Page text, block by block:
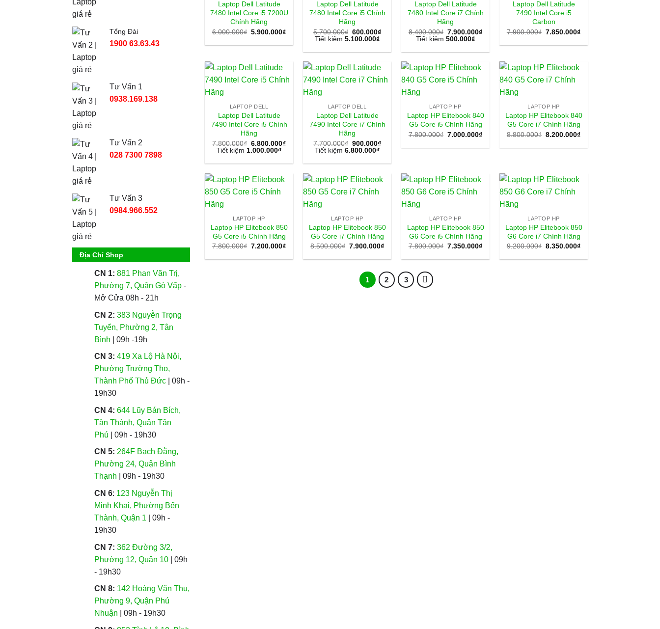
Tổng Đài
1900 63.63.43
Tư Vấn 1
0938.169.138
Tư Vấn 2
028 7300 7898
Tư Vấn 3
0984.966.552
Địa Chỉ Shop
CN 1: 881 Phan Văn Trị,
Phường 7, Quận Gò Vấp -
Mở Cửa 08h - 21h
CN 2: 383 Nguyễn Trọng
Tuyển, Phường 2, Tân
Bình | 09h -19h
CN 3: 419 Xa Lộ Hà Nội,
Phường Trường Thọ,
Thành Phố Thủ Đức | 09h -
19h30
CN 4: 644 Lũy Bán Bích,
Tân Thành, Quận Tân
Phú | 09h - 19h30
CN 5: 264F Bạch Đằng,
Phường 24, Quận Bình
Thạnh | 09h - 19h30
CN 6: 123 Nguyễn Thị
Minh Khai, Phường Bến
Thành, Quận 1 | 09h -
19h30
CN 7: 362 Đường 3/2,
Phường 12, Quận 10 | 09h
- 19h30
CN 8: 142 Hoàng Văn Thụ,
Phường 9, Quận Phú
Nhuận | 09h - 19h30
Laptop Dell Latitude
7480 Intel Core i5 7200U
Chính Hãng
6.000.000₫ Giá
là:
5.900.000₫Giá
tại
Laptop Dell Latitude
7480 Intel Core i5 Chính
Hãng
5.700.000₫ 600.000₫
Tiết kiệm 5.100.000₫
Laptop Dell Latitude
7480 Intel Core i7 Chính
Hãng
8.400.000₫ 7.900.000₫
Tiết kiệm 500.000₫
Laptop Dell Latitude
7490 Intel Core i5
Carbon
7.900.000₫ Giá
là:
7.850.000₫Giá
tại
LAPTOP DELL
Laptop Dell Latitude
7490 Intel Core i5 Chính
Hãng
7.800.000₫ 6.800.000₫
Tiết kiệm 1.000.000₫
LAPTOP DELL
Laptop Dell Latitude
7490 Intel Core i7 Chính
Hãng
7.700.000₫ 900.000₫
Tiết kiệm 6.800.000₫
LAPTOP HP
Laptop HP Elitebook 840
G5 Core i5 Chính Hãng
7.800.000₫ Giá
là:
7.000.000₫Giá
tại
LAPTOP HP
Laptop HP Elitebook 840
G5 Core i7 Chính Hãng
8.800.000₫ Giá
là:
8.200.000₫Giá
tại
LAPTOP HP
Laptop HP Elitebook 850
G5 Core i5 Chính Hãng
7.800.000₫ Giá
là:
7.200.000₫Giá
tại
LAPTOP HP
Laptop HP Elitebook 850
G5 Core i7 Chính Hãng
8.500.000₫ Giá
là:
7.900.000₫Giá
tại
7.900.000₫.
LAPTOP HP
Laptop HP Elitebook 850
G6 Core i5 Chính Hãng
7.800.000₫ Giá
là:
7.350.000₫Giá
tại
LAPTOP HP
Laptop HP Elitebook 850
G6 Core i7 Chính Hãng
9.200.000₫ Giá
là:
8.350.000₫Giá
tại
1 2 3